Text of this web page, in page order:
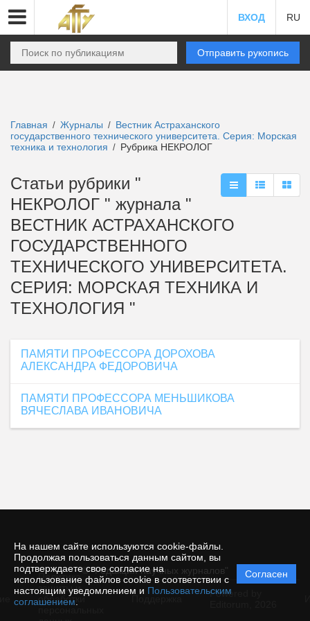
На нашем сайте используются cookie-файлы.
Продолжая пользоваться данным сайтом, вы
подтверждаете свое согласие на
использование файлов cookie в соответствии с
настоящим уведомлением и Пользовательским
соглашением
Согласен
ВХОД RU
Отправить рукопись
Главная / Журналы / Вестник Астраханского
государственного технического университета. Серия: Морская
техника и технология / Рубрика НЕКРОЛОГ
Статьи рубрики "
НЕКРОЛОГ " журнала "
ВЕСТНИК АСТРАХАНСКОГО
ГОСУДАРСТВЕННОГО
ТЕХНИЧЕСКОГО УНИВЕРСИТЕТА.
СЕРИЯ: МОРСКАЯ ТЕХНИКА И
ТЕХНОЛОГИЯ "
ПАМЯТИ ПРОФЕССОРА ДОРОХОВА
АЛЕКСАНДРА ФЕДОРОВИЧА
ПАМЯТИ ПРОФЕССОРА МЕНЬШИКОВА
ВЯЧЕСЛАВА ИВАНОВИЧА
© "Редакция научных журналов"
Политика
защиты и
обработки
Powered by